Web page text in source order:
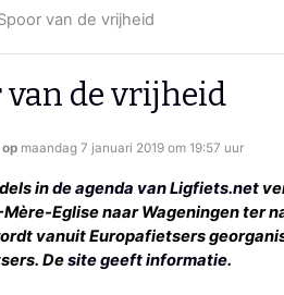
van de vrijheid
van de vrijheid
maandag 7 januari 2019 om 19:57 uur
inde agenda van Ligfiets.net
Eglise naar Wageningen ter
vanuit Europafietsers
Desite geeft informatie.